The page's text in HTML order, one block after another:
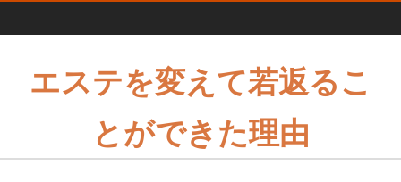
エステを変えて若返るこ
とができた理由